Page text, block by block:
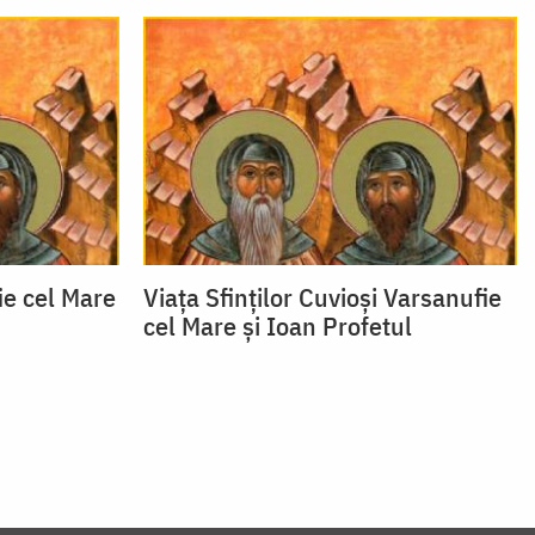
cel Mare
Viața Sfinților Cuvioși Varsanufie
cel Mare și Ioan Profetul